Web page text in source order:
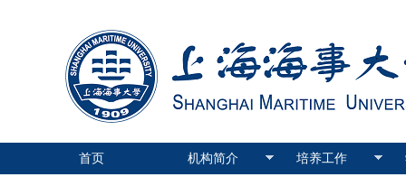
首页 机构简介 培养工作